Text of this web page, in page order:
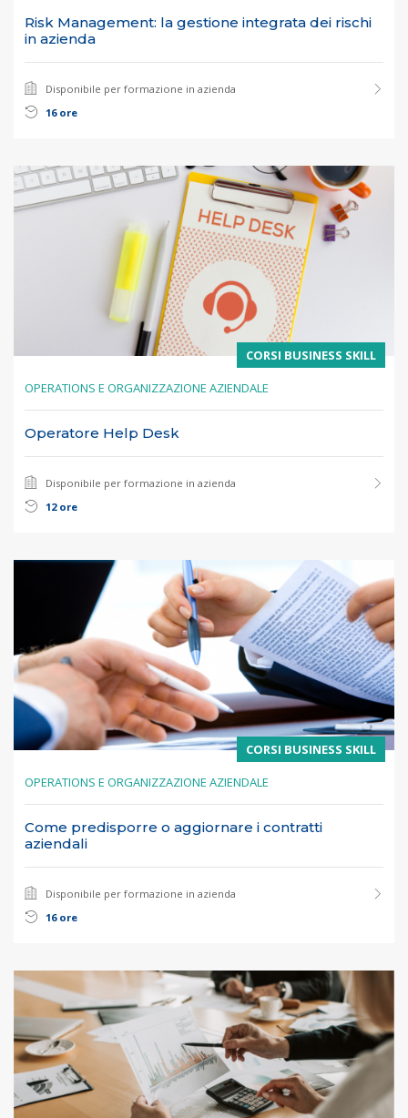
Risk Management: la gestione integrata dei rischi
in azienda
Disponibile per formazione in azienda
16 ore
CORSI BUSINESS SKILL
OPERATIONS E ORGANIZZAZIONE AZIENDALE
Operatore Help Desk
Disponibile per formazione in azienda
12 ore
CORSI BUSINESS SKILL
OPERATIONS E ORGANIZZAZIONE AZIENDALE
Come predisporre o aggiornare i contratti
aziendali
Disponibile per formazione in azienda
16 ore